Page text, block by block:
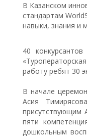
В Казанском
стандартам
навыки, знания и
40
работу ребят 30
В начале
Асия
присутствующим
пяти
дошкольным